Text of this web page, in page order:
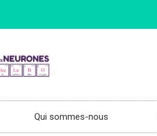
Qui sommes-nous